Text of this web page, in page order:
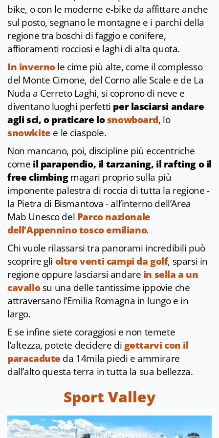
bike, o con le moderne e-bike da affittare anche
sul posto, segnano le montagne e i parchi della
regione tra boschi di faggio e conifere,
affioramenti rocciosi e laghi di alta quota.
In invernole cime più alte, come il complesso
del Monte Cimone, del Corno alle Scale e de La
Nuda a Cerreto Laghi, si coprono di neve e
diventano luoghi perfetti per lasciarsi andare
agli sci, o praticare losnowboard, lo
snowkite e le ciaspole.
Non mancano, poi, discipline più eccentriche
come il parapendio, il tarzaning, il rafting o il
free climbingmagari proprio sulla più
imponente palestra di roccia di tutta la regione -
la Pietra di Bismantova - all’interno dell’Area
Mab Unesco del Parco nazionale
dell’Appennino tosco emiliano.
Chi vuole rilassarsi tra panorami incredibili può
scoprire gli oltre venti campi da golf, sparsi in
regione oppure lasciarsi andare in sella a un
cavallosu una delle tantissime ippovie che
attraversano l’Emilia Romagna in lungo e in
largo.
E se infine siete coraggiosi e non temete
l’altezza, potete decidere digettarvi con il
paracadute da 14mila piedi e ammirare
dall’alto questa terra in tutta la sua bellezza.
Sport Valley